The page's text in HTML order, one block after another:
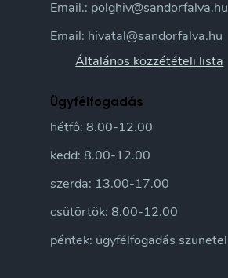
Email.: polghiv@sandorfalva.hu
Email: hivatal@sandorfalva.hu
Általános közzétételi lista
Ügyfélfogadás
hétfő: 8.00-12.00
kedd: 8.00-12.00
szerda: 13.00-17.00
csütörtök: 8.00-12.00
péntek: ügyfélfogadás szünetel